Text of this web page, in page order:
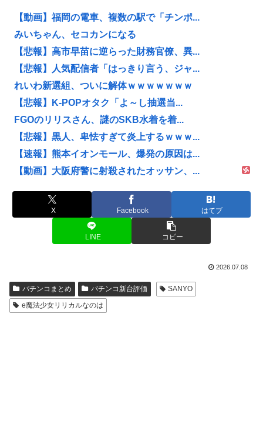
【動画】福岡の電車、複数の駅で「チンポ...
みいちゃん、セコカンになる
【悲報】高市早苗に逆らった財務官僚、異...
【悲報】人気配信者「はっきり言う、ジャ...
れいわ新選組、ついに解体ｗｗｗｗｗｗｗ
【悲報】K-POPオタク「よ～し抽選当...
FGOのリリスさん、謎のSKB水着を着...
【悲報】黒人、卑怯すぎて炎上するｗｗｗ...
【速報】熊本イオンモール、爆発の原因は...
【動画】大阪府警に射殺されたオッサン、...
X Facebook はてブ
LINE コピー
2026.07.08
パチンコまとめ パチンコ新台評価
SANYO
e魔法少女リリカルなのは